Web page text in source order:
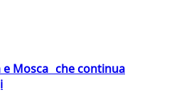
e Mosca che continua